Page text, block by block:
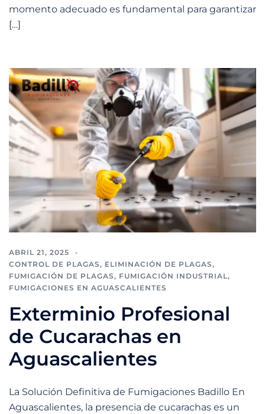
momento adecuado es fundamental para garantizar
[…]
ABRIL 21, 2025
CONTROL DE PLAGAS, ELIMINACIÓN DE PLAGAS,
FUMIGACIÓN DE PLAGAS, FUMIGACIÓN INDUSTRIAL,
FUMIGACIONES EN AGUASCALIENTES
Exterminio Profesional
de Cucarachas en
Aguascalientes
La Solución Definitiva de Fumigaciones Badillo En
Aguascalientes, la presencia de cucarachas es un